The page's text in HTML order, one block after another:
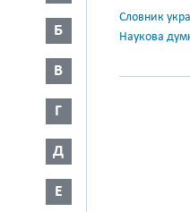
Б
В
Г
Д
Е
Словник
Наукова